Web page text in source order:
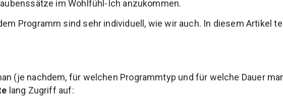
im Wohlfühl-Ich anzukommen.
Programm sind sehr individuell, wie wir auch. In diesem Artikel
(je nachdem, für welchen Programmtyp und für welche Dauer
lang Zugriff auf: